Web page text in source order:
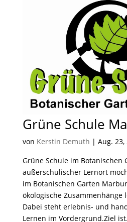
Grüne Schule
von Kerstin Demuth | Aug. 23,
Grüne Schule im Botanischen
außerschulischer Lernort
im Botanischen Garten
ökologische
Dabei steht erlebnis- und
Lernen im Vordergrund.Ziel